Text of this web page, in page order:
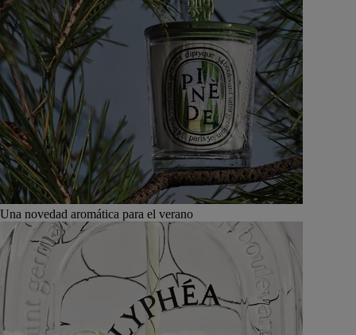
Una novedad aromática para el verano